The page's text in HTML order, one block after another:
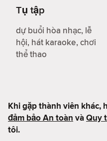
Tụ tập
dự buổi hòa nhạc, lễ
hội, hát karaoke, chơi
thể thao
Khi gặp thành viên khác,
đảm bảo An toàn vàQuy
tôi.